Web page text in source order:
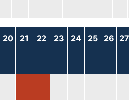
20 21 22 23 24 25 26 27